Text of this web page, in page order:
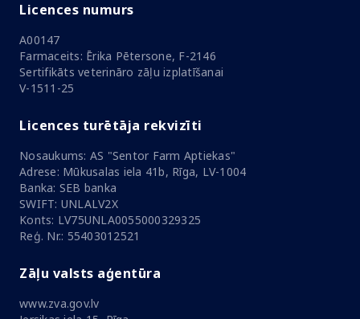
Licences numurs
A00147
Farmaceits: Ērika Pētersone, F-2146
Sertifikāts veterināro zāļu izplatīšanai
V-1511-25
Licences turētāja rekvizīti
Nosaukums: AS "Sentor Farm Aptiekas"
Adrese: Mūkusalas iela 41b, Rīga, LV-1004
Banka: SEB banka
SWIFT: UNLALV2X
Konts: LV75UNLA0055000329325
Reģ. Nr.: 55403012521
Zāļu valsts aģentūra
www.zva.gov.lv